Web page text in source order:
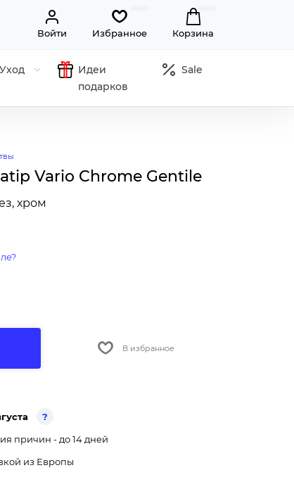
Войти Избранное Корзина
Уход
Идеи
подарков
Sale
Vario Chrome Gentile
хром
В избранное
?
причин - до 14 дней
из Европы